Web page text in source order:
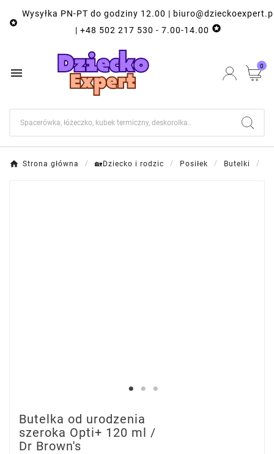

Wysyłka PN-PT do godziny 12.00 |
| +48 502 217 530 - 7.00-14.00 
 0
Strona główna 🏡Dziecko i rodzic Posiłek Butelki
Butelka od urodzenia
szeroka Opti+ 120 ml /
Dr Brown's